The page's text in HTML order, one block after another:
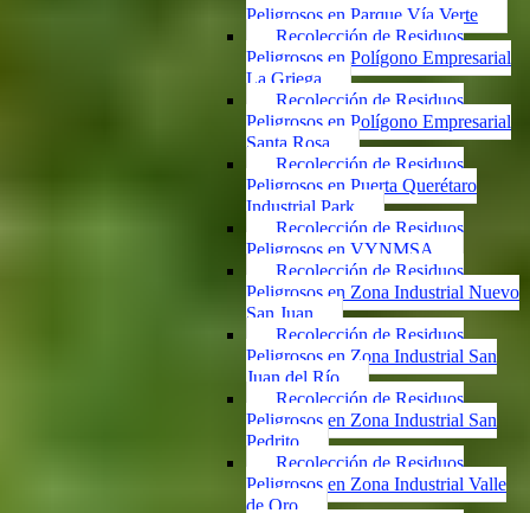
Peligrosos en Parque Vía Verte
Recolección de Residuos
Peligrosos en Polígono Empresarial
La Griega
Recolección de Residuos
Peligrosos en Polígono Empresarial
Santa Rosa
Recolección de Residuos
Peligrosos en Puerta Querétaro
Industrial Park
Recolección de Residuos
Peligrosos en VYNMSA
Recolección de Residuos
Peligrosos en Zona Industrial Nuevo
San Juan
Recolección de Residuos
Peligrosos en Zona Industrial San
Juan del Río
Recolección de Residuos
Peligrosos en Zona Industrial San
Pedrito
Recolección de Residuos
Peligrosos en Zona Industrial Valle
de Oro